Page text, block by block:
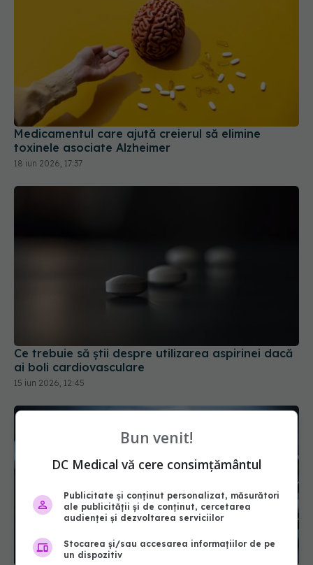
Medicamentul care ajută creierul să elimine
toxinele asociate Alzheimer
18 iun 2026, 17:37
Ce trebuie să știi despre utilizarea aspirinei dacă
ai boli cardiovasculare
15 iun 2026, 12:45
Bun venit!
DC Medical vă cere consimțământul
Publicitate și conținut personalizat, măsurători
ale publicității și de conținut, cercetarea
audienței și dezvoltarea serviciilor
Stocarea și/sau accesarea informațiilor de pe
un dispozitiv